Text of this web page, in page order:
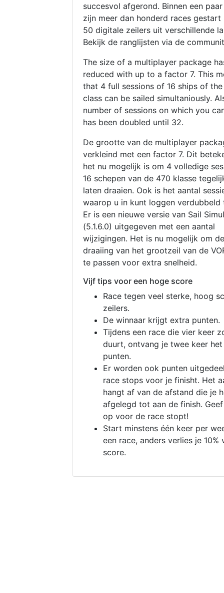
succesvol afgerond. Binnen een
zijn meer dan honderd races gestart
50 digitale zeilers uit verschillende
Bekijk de ranglijsten via de
The size of a multiplayer package
reduced with up to a factor 7. This
that 4 full sessions of 16 ships of
class can be sailed simultaniously.
number of sessions on which you
has been doubled until 32.
De grootte van de multiplayer
verkleind met een factor 7. Dit
het nu mogelijk is om 4 volledige
16 schepen van de 470 klasse
laten draaien. Ook is het aantal
waarop u in kunt loggen verdubbeld
Er is een nieuwe versie van Sail
(5.1.6.0) uitgegeven met een aantal
wijzigingen. Het is nu mogelijk om de
draaiing van het grootzeil van de
te passen voor extra snelheid.
Vijf tips voor een hoge score
Race tegen veel sterke, hoog
zeilers.
De winnaar krijgt extra punten.
Tijdens een race die vier keer
duurt, ontvang je twee keer
punten.
Er worden ook punten
race stops voor je finisht. Het
hangt af van de afstand die je
afgelegd tot aan de finish.
op voor de race stopt!
Start minstens één keer per
een race, anders verlies je 10%
score.